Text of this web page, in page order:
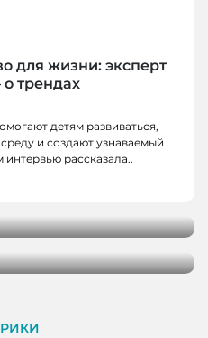
для жизни: эксперт
трендах
детям развиваться,
и создают узнаваемый
рассказала..
учеников:
верности